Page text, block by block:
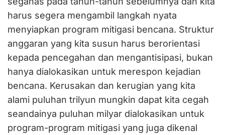
harus segera mengambil langkah nyata
menyiapkan program mitigasi bencana. Struktur
anggaran yang kita susun harus berorientasi
kepada pencegahan dan mengantisipasi, bukan
hanya dialokasikan untuk merespon kejadian
bencana. Kerusakan dan kerugian yang kita
alami puluhan trilyun mungkin dapat kita cegah
seandainya puluhan milyar dialokasikan untuk
program-program mitigasi yang juga dikenal